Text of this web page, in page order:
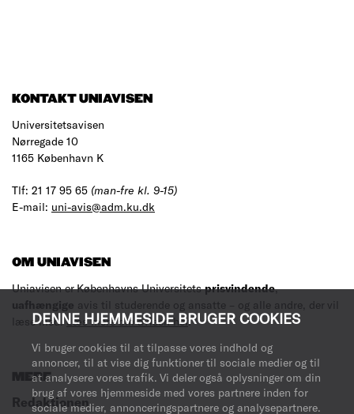
DENNE HJEMMESIDE BRUGER COOKIES
Vi bruger cookies til at tilpasse vores indhold og
annoncer, til at vise dig funktioner til sociale medier og til
at analysere vores trafik. Vi deler også oplysninger om din
brug af vores hjemmeside med vores partnere inden for
sociale medier, annonceringspartnere og analysepartnere.
KONTAKT UNIAVISEN
Universitetsavisen
Nørregade 10
1165 København K
Tlf: 21 17 95 65 (man-fre kl. 9-15)
E-mail: uni-avis@adm.ku.dk
OM UNIAVISEN
Uniavisen er Københavns Universitetsprisvindende,
uafhængige avis til studerende og ansatte – og alle andre, der vil
læse med.Læs mere om avisen her.
MERE
Redaktionen